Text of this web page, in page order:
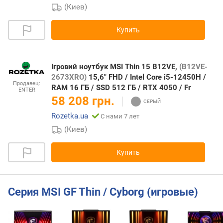
(Киев)
Купить
Продавец:
ENTER
Ігровий ноутбук MSI Thin 15 B12VE, (B12VE-
2673XRO) 15,6" FHD / Intel Core i5-12450H /
RAM 16 ГБ / SSD 512 ГБ / RTX 4050 / Fr
58 208 грн.
Rozetka.ua С нами 7 лет
(Киев)
Купить
Серия MSI GF Thin / Cyborg (игровые)